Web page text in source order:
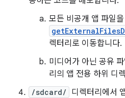
모든 비공개 앱 파일을
렉터리로 이동합니다.
미디어가 아닌 공유
리의 앱 전용 하위 디
/sdcard/ 디렉터리에서